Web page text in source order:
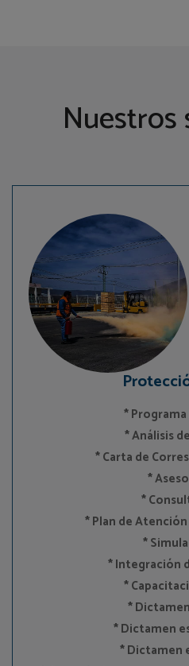
Nuestros
*
* Análisis
* Carta de
*
*
* Plan de
*
* Integración
*
*
* Dictamen
* Dictamen